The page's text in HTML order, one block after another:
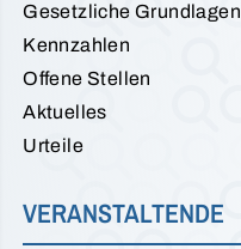
Gesetzliche Grundlagen
Kennzahlen
Offene Stellen
Aktuelles
Urteile
VERANSTALTENDE